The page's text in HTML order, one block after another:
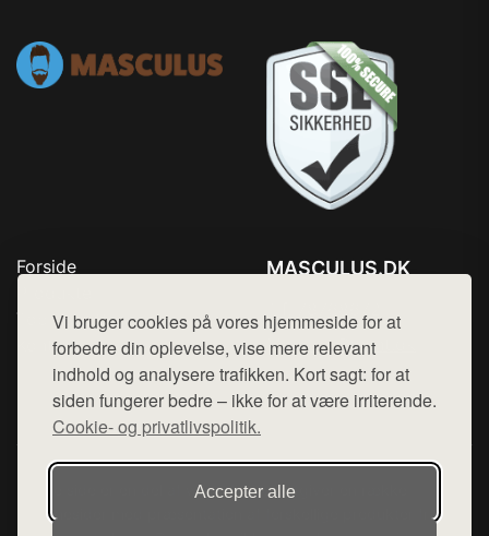
Vi bruger cookies på vores hjemmeside for at
forbedre din oplevelse, vise mere relevant
indhold og analysere trafikken. Kort sagt: for at
siden fungerer bedre – ikke for at være irriterende.
Cookie- og privatlivspolitik.
Accepter alle
Forside
Top Rabatter
Kontakt
MASCULUS.DK
Mail: hej@want.dk
Cookie- og privatlivspolitik
Denne side er en del af want.dk, der udgiver en række
hjemmesider med præsentation af forskellige produkter fra